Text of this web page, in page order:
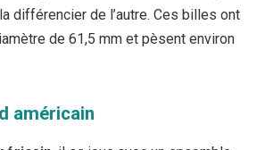
différencier de l’autre. Ces billes ont
de 61,5 mm et pèsent environ
américain